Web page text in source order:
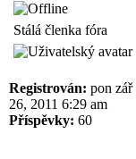
Stálá členka fóra
Registrován: pon zář
26, 2011 6:29 am
Příspěvky: 60